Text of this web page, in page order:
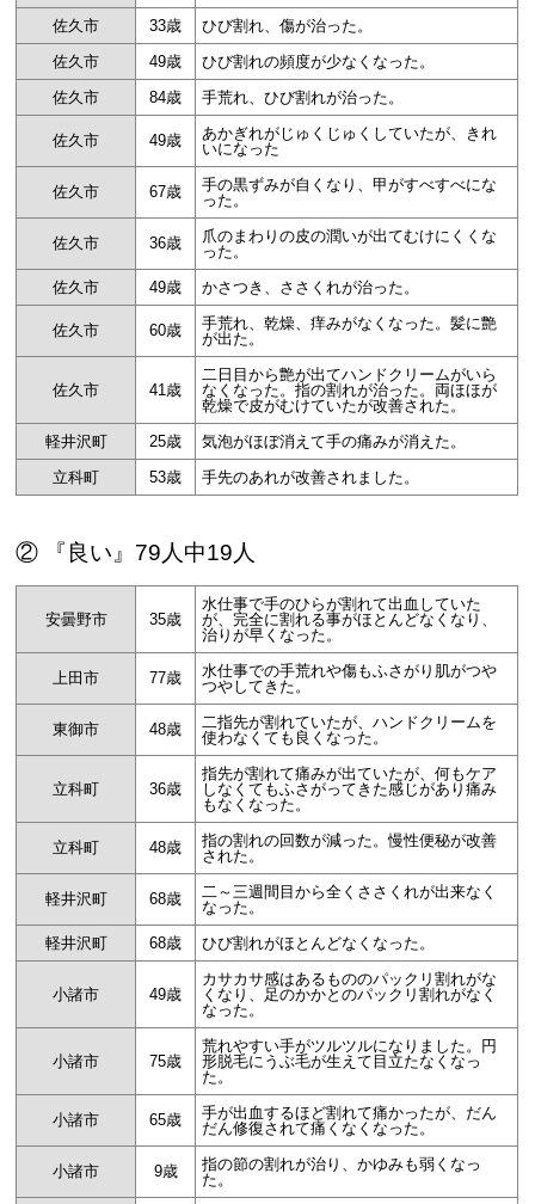
佐久市
33歳
ひび割れ、傷が治った。
佐久市
49歳
ひび割れの頻度が少なくなった。
佐久市
84歳 手荒れ、ひび割れが治った。
佐久市 49歳
あかぎれがじゅくじゅくしていたが、きれ
いになった
佐久市 67歳
手の黒ずみが自くなり、甲がすべすべにな
った。
佐久市 36歳
爪のまわりの皮の潤いが出てむけにくくな
った。
佐久市
49歳 かさつき、ささくれが治った。
佐久市 60歳
手荒れ、乾燥、痒みがなくなった。髪に艶
が出た。
佐久市 41歳
二日目から艶が出てハンドクリームがいら
なくなった。指の割れが治った。両ほほが
乾燥で皮がむけていたが改善された。
軽井沢町
25歳
気泡がほぼ消えて手の痛みが消えた。
立科町
53歳 手先のあれが改善されました。
② 『良い』79人中19人
安曇野市 35歳
水仕事で手のひらが割れて出血していた
が、完全に割れる事がほとんどなくなり、
治りが早くなった。
上田市 77歳
水仕事での手荒れや傷もふさがり肌がつや
つやしてきた。
東御市 48歳
二指先が割れていたが、ハンドクリームを
使わなくても良くなった。
立科町 36歳
指先が割れて痛みが出ていたが、何もケア
しなくてもふさがってきた感じがあり痛み
もなくなった。
立科町 48歳
指の割れの回数が減った。慢性便秘が改善
された。
軽井沢町 68歳
二～三週間目から全くささくれが出来なく
なった。
軽井沢町
68歳 ひび割れがほとんどなくなった。
小諸市 49歳
カサカサ感はあるもののパックリ割れがな
くなり、足のかかとのパックリ割れがなく
なった。
小諸市 75歳
荒れやすい手がツルツルになりました。円
形脱毛にうぶ毛が生えて目立たなくなっ
た。
小諸市 65歳
手が出血するほど割れて痛かったが、だん
だん修復されて痛くなくなった。
小諸市 9歳
指の節の割れが治り、かゆみも弱くなっ
た。